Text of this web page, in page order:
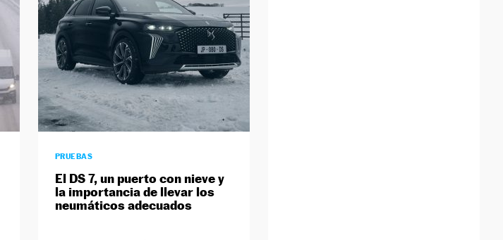
PRUEBAS
El DS 7, un puerto con nieve y
la importancia de llevar los
neumáticos adecuados